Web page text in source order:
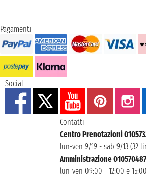
Pagamenti
Social
Contatti
Centro Prenotazioni
lun-ven 9/19 - sab 9/13 (32
Amministrazione
lun-ven 09:00 - 12:00 e